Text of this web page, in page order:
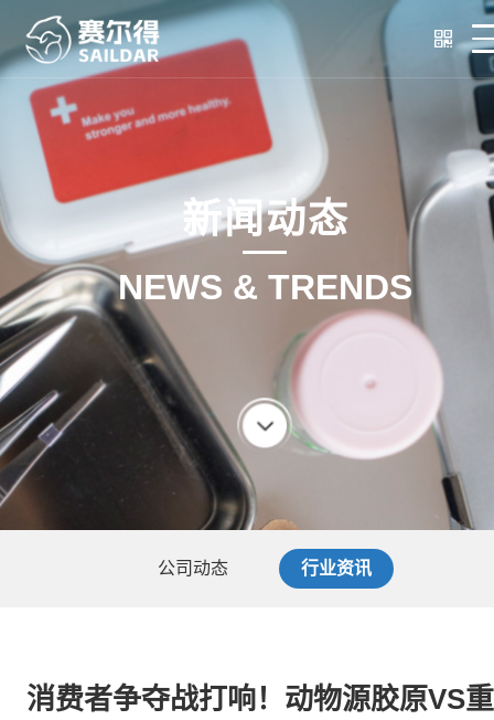
新闻动态
NEWS & TRENDS
公司动态 行业资讯
消费者争夺战打响！动物源胶原VS重